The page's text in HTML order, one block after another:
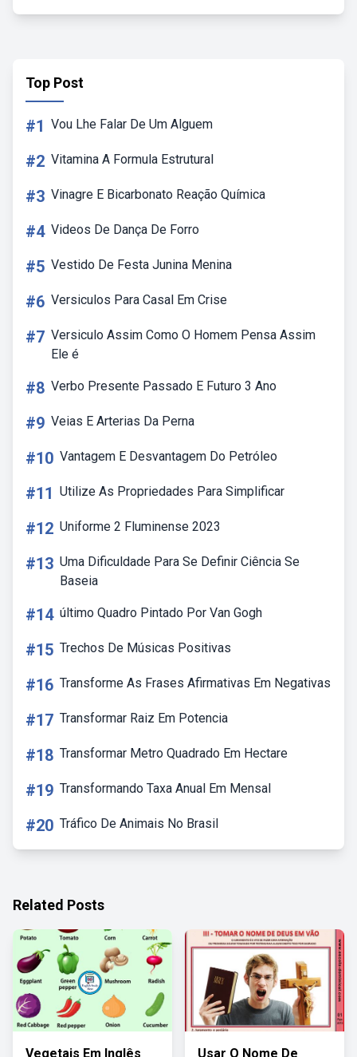
Top Post
#1 Vou Lhe Falar De Um Alguem
#2 Vitamina A Formula Estrutural
#3 Vinagre E Bicarbonato Reação Química
#4 Videos De Dança De Forro
#5 Vestido De Festa Junina Menina
#6 Versiculos Para Casal Em Crise
#7 Versiculo Assim Como O Homem Pensa Assim
Ele é
#8 Verbo Presente Passado E Futuro 3 Ano
#9 Veias E Arterias Da Perna
#10 Vantagem E Desvantagem Do Petróleo
#11 Utilize As Propriedades Para Simplificar
#12 Uniforme 2 Fluminense 2023
#13 Uma Dificuldade Para Se Definir Ciência Se
Baseia
#14 último Quadro Pintado Por Van Gogh
#15 Trechos De Músicas Positivas
#16 Transforme As Frases Afirmativas Em Negativas
#17 Transformar Raiz Em Potencia
#18 Transformar Metro Quadrado Em Hectare
#19 Transformando Taxa Anual Em Mensal
#20 Tráfico De Animais No Brasil
Related Posts
Vegetais Em Inglês Usar O Nome De